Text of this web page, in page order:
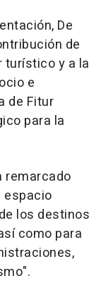
De
de
turístico y a la
e
de Fitur
para la
remarcado
espacio
los destinos
como para